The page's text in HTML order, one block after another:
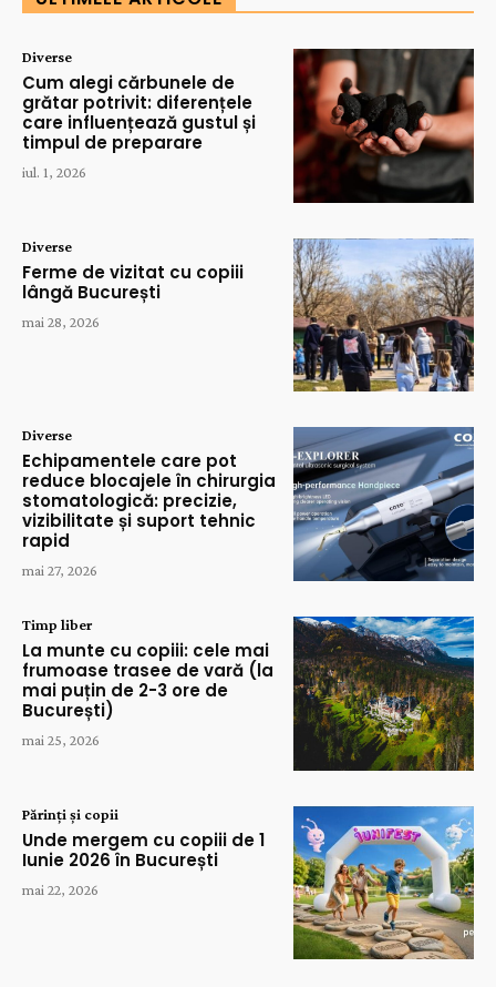
Diverse
Cum alegi cărbunele de
grătar potrivit: diferențele
care influențează gustul și
timpul de preparare
iul. 1, 2026
Diverse
Ferme de vizitat cu copiii
lângă București
mai 28, 2026
Diverse
Echipamentele care pot
reduce blocajele în chirurgia
stomatologică: precizie,
vizibilitate și suport tehnic
rapid
mai 27, 2026
Timp liber
La munte cu copiii: cele mai
frumoase trasee de vară (la
mai puțin de 2-3 ore de
București)
mai 25, 2026
Părinți și copii
Unde mergem cu copiii de 1
Iunie 2026 în București
mai 22, 2026